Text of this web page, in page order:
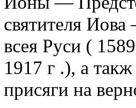
святителя
всея Руси (
1917 г .), а
присяги на